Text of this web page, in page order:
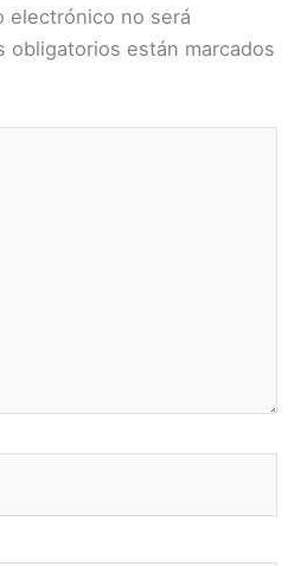
electrónico no será
obligatorios están marcados